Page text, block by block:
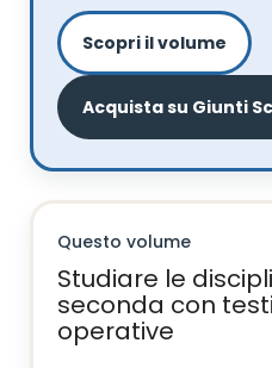
Scopri il volume
Acquista su Giunti
Questo volume
Studiare le
seconda con
operative